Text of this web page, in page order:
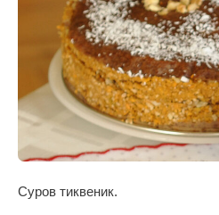
Суров тиквеник.